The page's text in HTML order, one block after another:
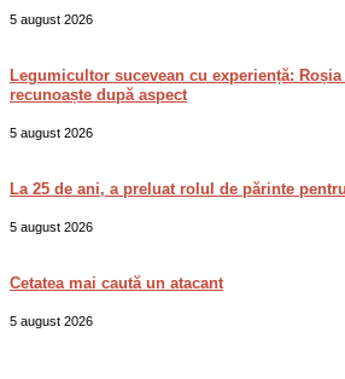
5 august 2026
Legumicultor sucevean cu experiență:
recunoaște după aspect
5 august 2026
La 25 de ani, a preluat rolul de părinte
5 august 2026
Cetatea mai caută un atacant
5 august 2026